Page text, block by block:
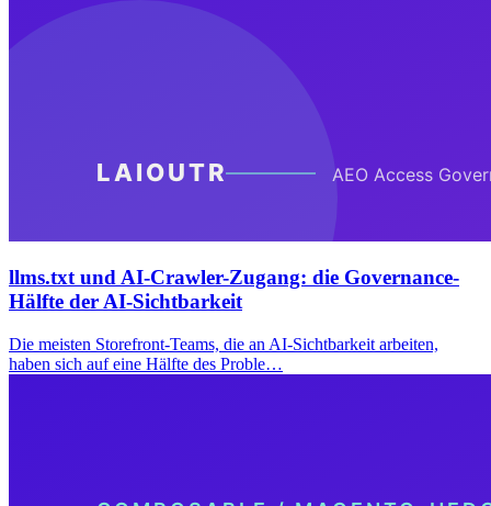
llms.txt und AI-Crawler-Zugang: die Governance-
Hälfte der AI-Sichtbarkeit
Die meisten Storefront-Teams, die an AI-Sichtbarkeit arbeiten,
haben sich auf eine Hälfte des Proble…